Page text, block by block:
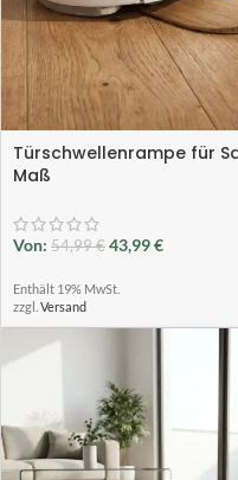
Türschwellenrampe für
Maß
Von: 54,99€ 43,99€
Enthält 19% MwSt.
zzgl. Versand